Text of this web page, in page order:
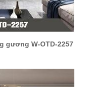
gương W-OTD-2257